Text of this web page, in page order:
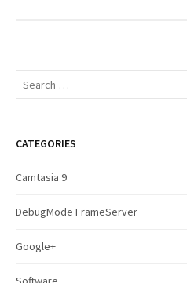
S
c
f
CATEGORIES
Camtasia 9
DebugMode FrameServer
Google+